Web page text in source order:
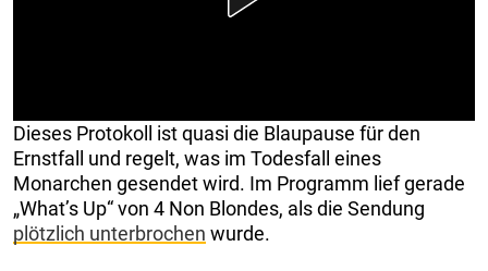
Dieses Protokoll ist quasi die Blaupause für den
Ernstfall und regelt, was im Todesfall eines
Monarchen gesendet wird. Im Programm lief gerade
„What’s Up“ von 4 Non Blondes, als die Sendung
plötzlich unterbrochen wurde.